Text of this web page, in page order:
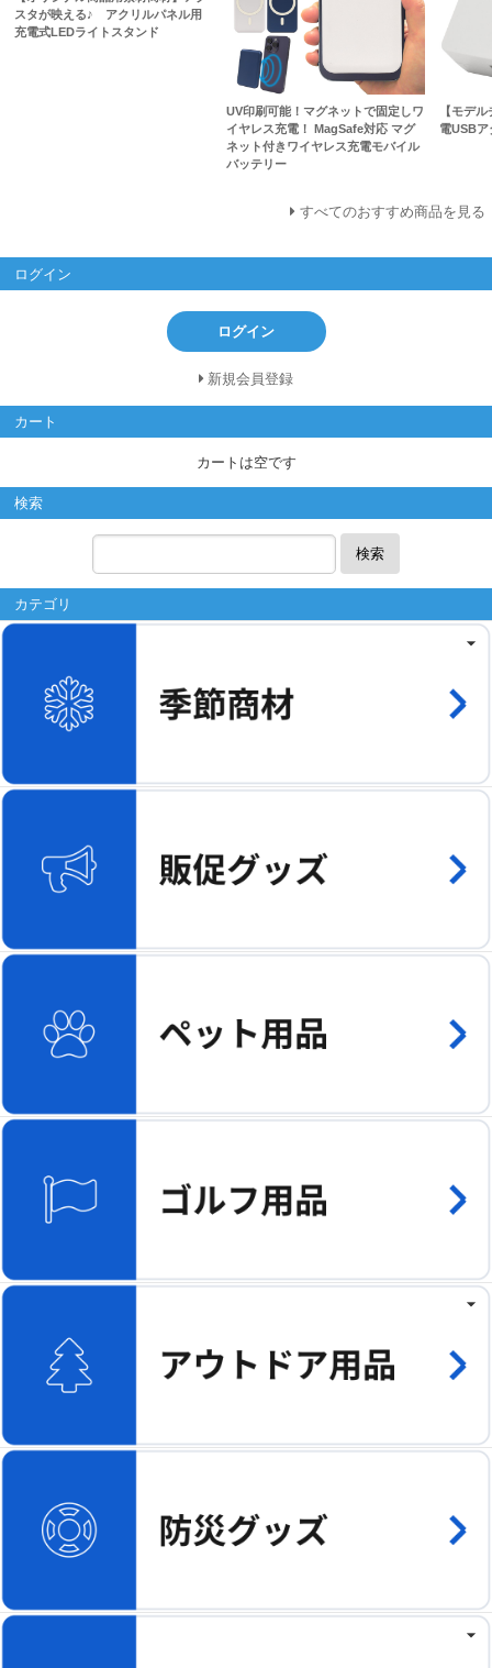
スタが映える♪ アクリルパネル用
充電式LEDライトスタンド
UV印刷可能！マグネットで固定しワ
イヤレス充電！ MagSafe対応 マグ
ネット付きワイヤレス充電モバイル
バッテリー
【モデ
電USBア
すべてのおすすめ商品を見る
ログイン
ログイン
新規会員登録
カート
カートは空です
検索
検索
カテゴリ